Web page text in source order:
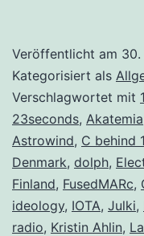
Veröffentlicht am
Kategorisiert als
Verschlagwortet mit
23seconds, Akatemia
Astrowind, C behind
Denmark, dolph,
Finland, FusedMARc,
ideology, IOTA, Julki,
radio, Kristin Ahlin,